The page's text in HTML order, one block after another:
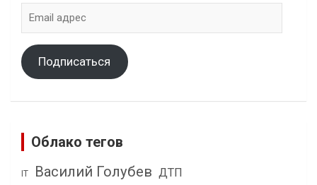
адрес
Подписаться
Облако тегов
IT Василий Голубев ДТП